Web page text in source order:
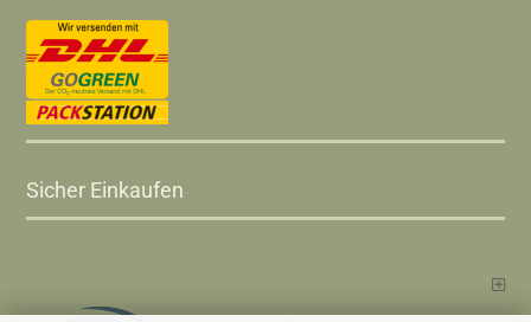
Sicher Einkaufen